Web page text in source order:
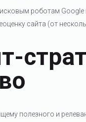
роботам
сайта (от
полезного и